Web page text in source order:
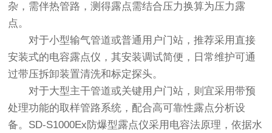
杂，需伴热管路，测得露点需结合压力换算为压力露
点。
对于小型输气管道或普通用户门站，推荐采用直接
安装式的电容露点仪 ，其安装调试简便，日常维护可通
过带压拆卸装置清洗和标定探头。
对于大型主干管道或关键用户门站，则宜采用带预
处理功能的取样管路系统，配合高可靠性露点分析设
备。SD-S1000Ex防爆型露点仪采用电容法原理，依据水